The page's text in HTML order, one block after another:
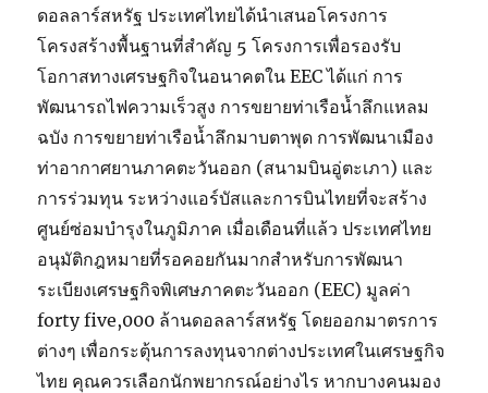
ดอลลาร์สหรัฐ ประเทศไทยได้นำเสนอโครงการ
โครงสร้างพื้นฐานที่สำคัญ 5 โครงการเพื่อรองรับ
โอกาสทางเศรษฐกิจในอนาคตใน EEC ได้แก่ การ
พัฒนารถไฟความเร็วสูง การขยายท่าเรือน้ำลึกแหลม
ฉบัง การขยายท่าเรือน้ำลึกมาบตาพุด การพัฒนาเมือง
ท่าอากาศยานภาคตะวันออก (สนามบินอู่ตะเภา) และ
การร่วมทุน ระหว่างแอร์บัสและการบินไทยที่จะสร้าง
ศูนย์ซ่อมบำรุงในภูมิภาค เมื่อเดือนที่แล้ว ประเทศไทย
อนุมัติกฎหมายที่รอคอยกันมากสำหรับการพัฒนา
ระเบียงเศรษฐกิจพิเศษภาคตะวันออก (EEC) มูลค่า
forty five,000 ล้านดอลลาร์สหรัฐ โดยออกมาตรการ
ต่างๆ เพื่อกระตุ้นการลงทุนจากต่างประเทศในเศรษฐกิจ
ไทย คุณควรเลือกนักพยากรณ์อย่างไร หากบางคนมอง